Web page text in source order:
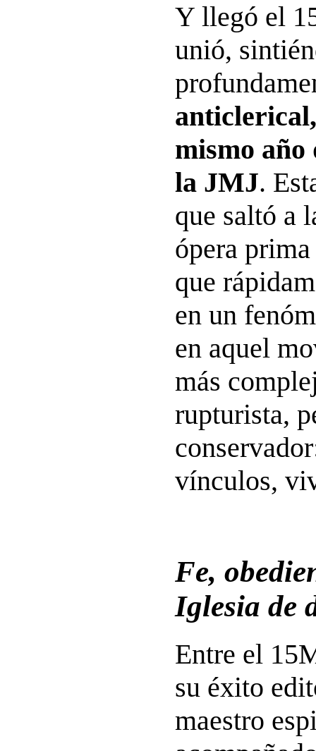
Y llegó el
unió,
mismo año
la JMJ.
que saltó a
ópera
que
en un
en aquel
más
rupturista,
vínculos,
Fe,
Iglesia de
Entre el
su éxito
maestro